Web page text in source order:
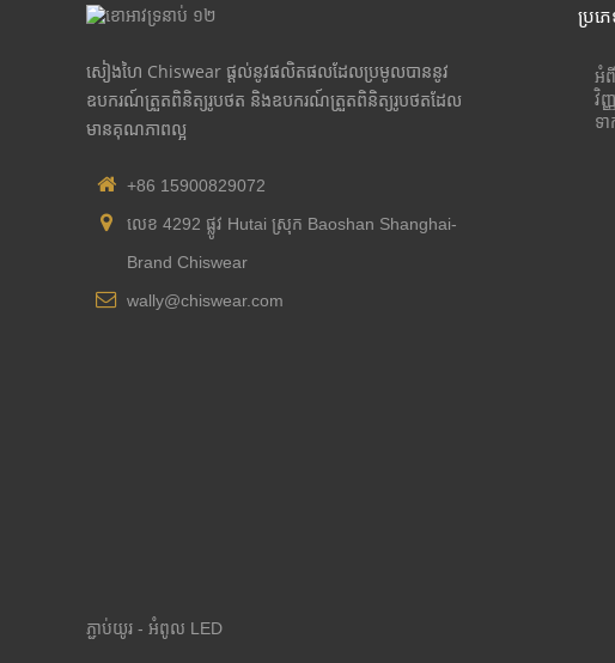
សៀងហៃ Chiswear ផ្តល់នូវផលិតផលដែលប្រមូលបាននូវ
ឧបករណ៍ត្រួតពិនិត្យរូបថត និងឧបករណ៍ត្រួតពិនិត្យរូបថតដែល
មានគុណភាពល្អ
+86 15900829072
លេខ 4292 ផ្លូវ Hutai ស្រុក Baoshan Shanghai-
Brand Chiswear
wally@chiswear.com
ប្រភ
អំ
វិញ្
ទ
ភ្ជាប់យូរ - អំពូល LED